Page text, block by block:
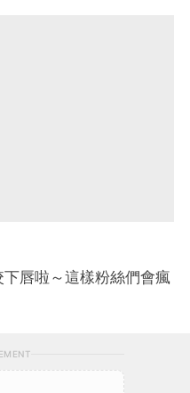
唇啦～這樣粉絲們會瘋